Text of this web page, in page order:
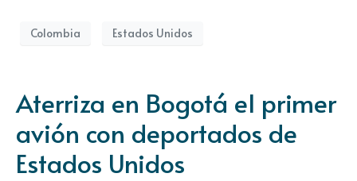
Colombia Estados Unidos
Aterriza en Bogotá el primer
avión con deportados de
Estados Unidos